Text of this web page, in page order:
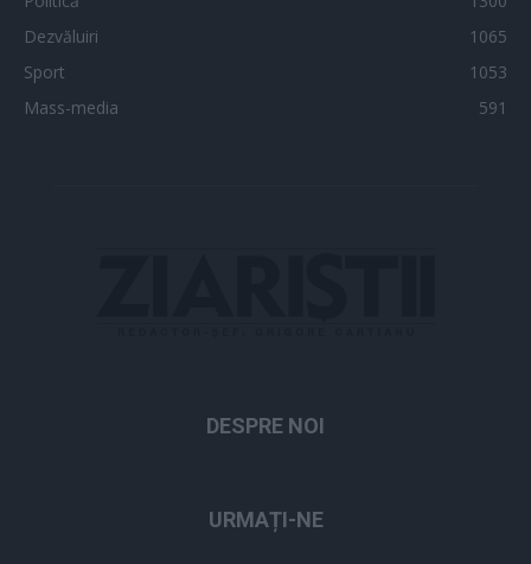
Dezvăluiri
1065
Sport
1053
Mass-media
591
DESPRE NOI
URMAȚI-NE